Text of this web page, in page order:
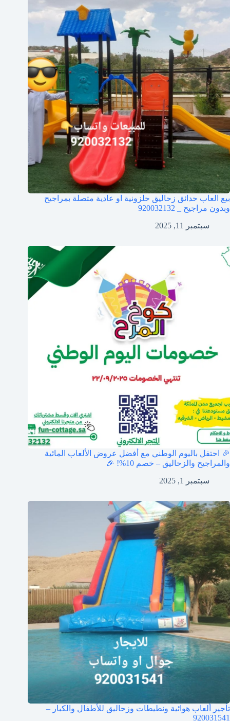
بيع العاب حدائق زحاليق حلزونية او عادية متصلة بمراجيح
وبدون مراجيح _ 920032132
سبتمبر 11, 2025
🎉 احتفل باليوم الوطني مع أفضل عروض الألعاب المائية
والمراجيح والزحاليق – خصم 10%! 🎉
سبتمبر 1, 2025
تأجير ألعاب هوائية ونطيطات وزحاليق للأطفال والكبار –
920031541